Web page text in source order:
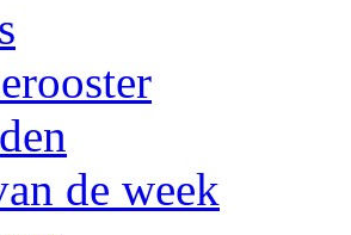
de week